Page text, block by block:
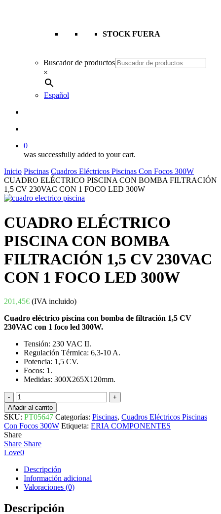
STOCK FUERA
Buscador de productos
×
Español
0
was successfully added to your cart.
Inicio Piscinas Cuadros Eléctricos Piscinas Con Focos 300W
CUADRO ELÉCTRICO PISCINA CON BOMBA FILTRACIÓN
1,5 CV 230VAC CON 1 FOCO LED 300W
CUADRO ELÉCTRICO
PISCINA CON BOMBA
FILTRACIÓN 1,5 CV 230VAC
CON 1 FOCO LED 300W
201,45€ (IVA incluido)
Cuadro eléctrico piscina con bomba de filtración 1,5 CV
230VAC con 1 foco led 300W.
Tensión: 230 VAC II.
Regulación Térmica: 6,3-10 A.
Potencia: 1,5 CV.
Focos: 1.
Medidas: 300X265X120mm.
CUADRO
ELÉCTRICO
PISCINA
CON
BOMBA
FILTRACIÓN
1,5
CV
230VAC
CON
1
FOCO
300W
Añadir al carrito
SKU: PT05647 Categorías: Piscinas, Cuadros Eléctricos Piscinas
Con Focos 300W Etiqueta: ERIA COMPONENTES
Share
Share Share
Love0
Descripción
Información adicional
Valoraciones (0)
Descripción